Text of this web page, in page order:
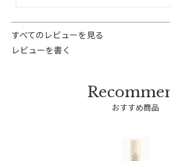
すべてのレビューを見る
レビューを書く
おすすめ商品